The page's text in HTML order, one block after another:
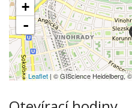
+
-
Leaflet| © GIScience Heidelberg,